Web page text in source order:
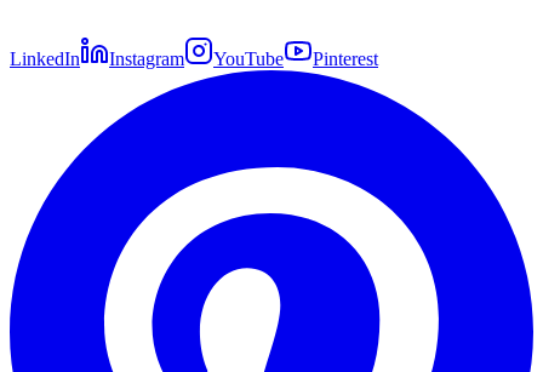
LinkedIn Instagram YouTube Pinterest